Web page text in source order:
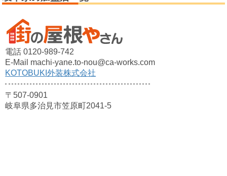
電話 0120-989-742
E-Mail machi-yane.to-nou@ca-works.com
KOTOBUKI外装株式会社
〒507-0901
岐阜県多治見市笠原町2041-5